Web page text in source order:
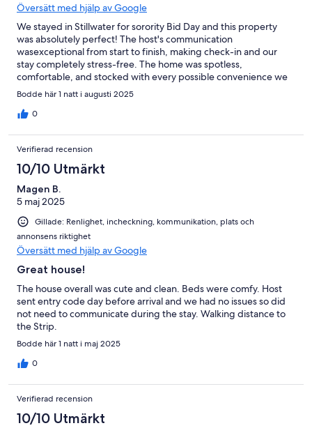
Översätt med hjälp av Google
We stayed in Stillwater for sorority Bid Day and this property
was absolutely perfect! The host's communication
wasexceptional from start to finish, making check-in and our
stay completely stress-free. The home was spotless,
comfortable, and stocked with every possible convenience we
could have needed — We couldn't have asked for a better
experience. A 5-star host and a5-star property all the way!
Bodde här 1 natt i augusti 2025
0
Verifierad recension
10/10 Utmärkt
Magen B.
5 maj 2025
Gillade: Renlighet, incheckning, kommunikation, plats och
annonsens riktighet
Översätt med hjälp av Google
Great house!
The house overall was cute and clean. Beds were comfy. Host
sent entry code day before arrival and we had no issues so did
not need to communicate during the stay. Walking distance to
the Strip.
Bodde här 1 natt i maj 2025
0
Verifierad recension
10/10 Utmärkt